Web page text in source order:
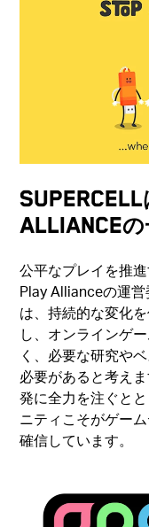
ALLIANCE
公平なプレイを推
Play Allianceの運
は、持続的な変化
し、オンラインゲ
く、必要な研究や
必要があると考え
発に全力を注ぐと
ニティこそがゲー
確信しています。